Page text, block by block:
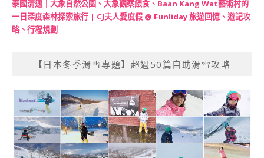
泰國清邁｜大象自然公園、大象觀察餵食、Baan Kang Wat藝術村的
一日深度森林探索旅行 | CJ夫人愛度假 @ Funliday 旅遊回憶、遊記攻
略、行程規劃
【日本冬季滑雪專題】超過50篇自助滑雪攻略